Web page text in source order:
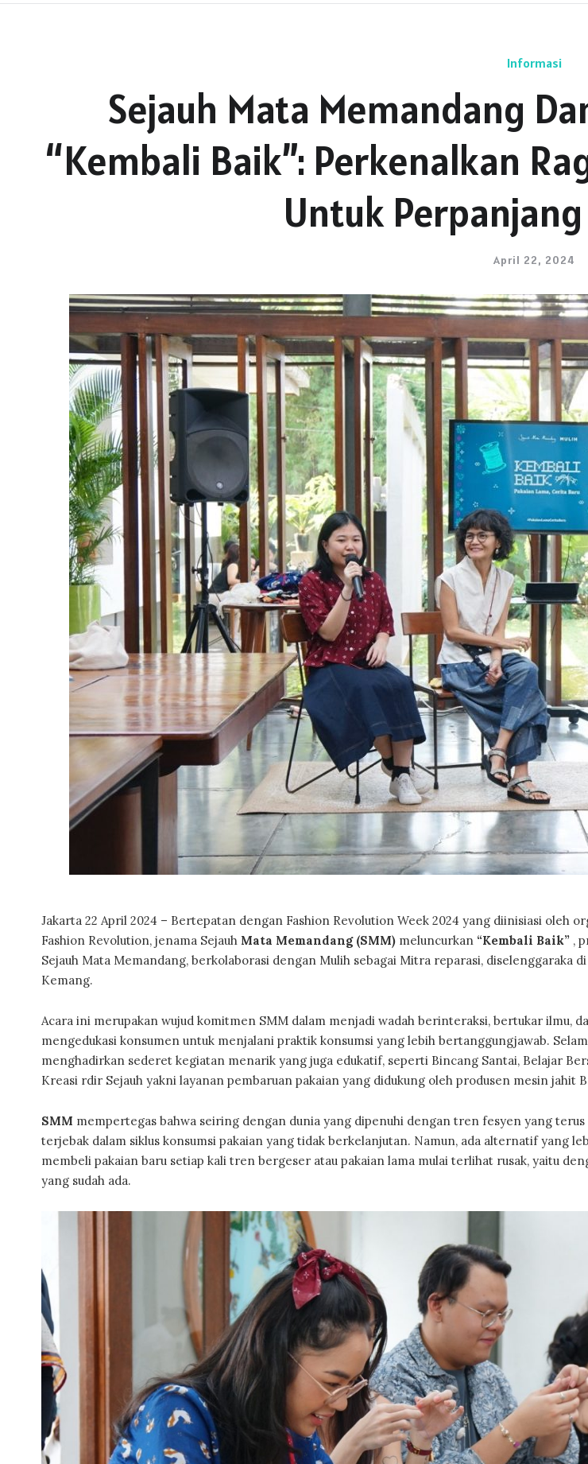
Informasi
Sejauh Mata Memandang
“Kembali Baik”: Perkenalkan
Untuk
April 22, 2024
Jakarta 22 April 2024 – Bertepatan dengan Fashion Revolution Week 2024 yang diinisiasi oleh
Fashion Revolution, jenama Sejauh Mata Memandang (SMM) meluncurkan “Kembali Baik” ,
Sejauh Mata Memandang, berkolaborasi dengan Mulih sebagai Mitra reparasi, diselenggaraka
Kemang.
Acara ini merupakan wujud komitmen SMM dalam menjadi wadah berinteraksi, bertukar ilmu,
mengedukasi konsumen untuk menjalani praktik konsumsi yang lebih bertanggungjawab.
menghadirkan sederet kegiatan menarik yang juga edukatif, seperti Bincang Santai, Belajar
Kreasi rdir Sejauh yakni layanan pembaruan pakaian yang didukung oleh produsen mesin jahit
SMM mempertegas bahwa seiring dengan dunia yang dipenuhi dengan tren fesyen yang terus
terjebak dalam siklus konsumsi pakaian yang tidak berkelanjutan. Namun, ada alternatif yang
membeli pakaian baru setiap kali tren bergeser atau pakaian lama mulai terlihat rusak, yaitu
yang sudah ada.